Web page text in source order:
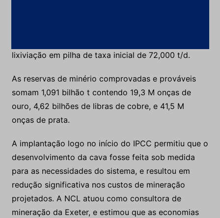
lixiviação em pilha de taxa inicial de 72,000 t/d.
As reservas de minério comprovadas e prováveis
somam 1,091 bilhão t contendo 19,3 M onças de
ouro, 4,62 bilhões de libras de cobre, e 41,5 M
onças de prata.
A implantação logo no início do IPCC permitiu que o
desenvolvimento da cava fosse feita sob medida
para as necessidades do sistema, e resultou em
redução significativa nos custos de mineração
projetados. A NCL atuou como consultora de
mineração da Exeter, e estimou que as economias